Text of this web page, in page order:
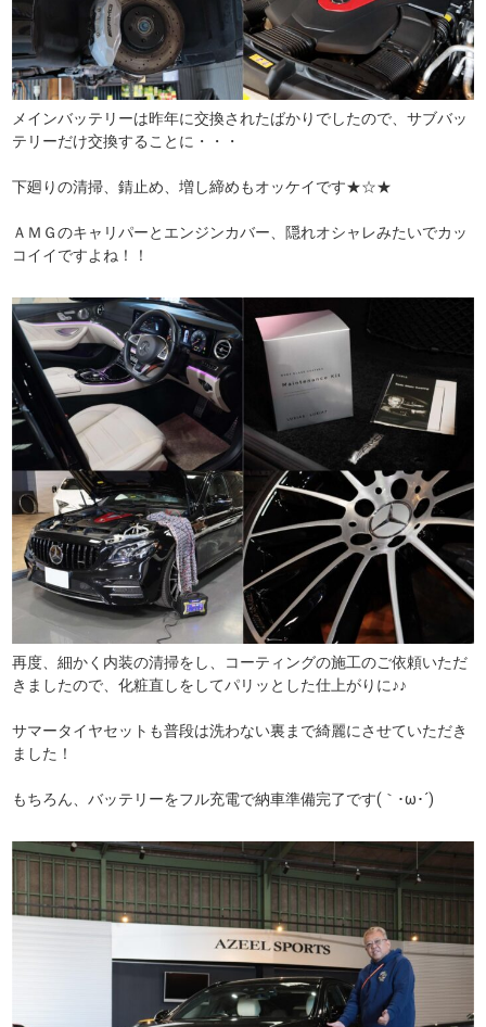
メインバッテリーは昨年に交換されたばかりでしたので、サブバッ
テリーだけ交換することに・・・
下廻りの清掃、錆止め、増し締めもオッケイです★☆★
ＡＭＧのキャリパーとエンジンカバー、隠れオシャレみたいでカッ
コイイですよね！！
再度、細かく内装の清掃をし、コーティングの施工のご依頼いただ
きましたので、化粧直しをしてパリッとした仕上がりに♪♪
サマータイヤセットも普段は洗わない裏まで綺麗にさせていただき
ました！
もちろん、バッテリーをフル充電で納車準備完了です(｀･ω･´)ゞ